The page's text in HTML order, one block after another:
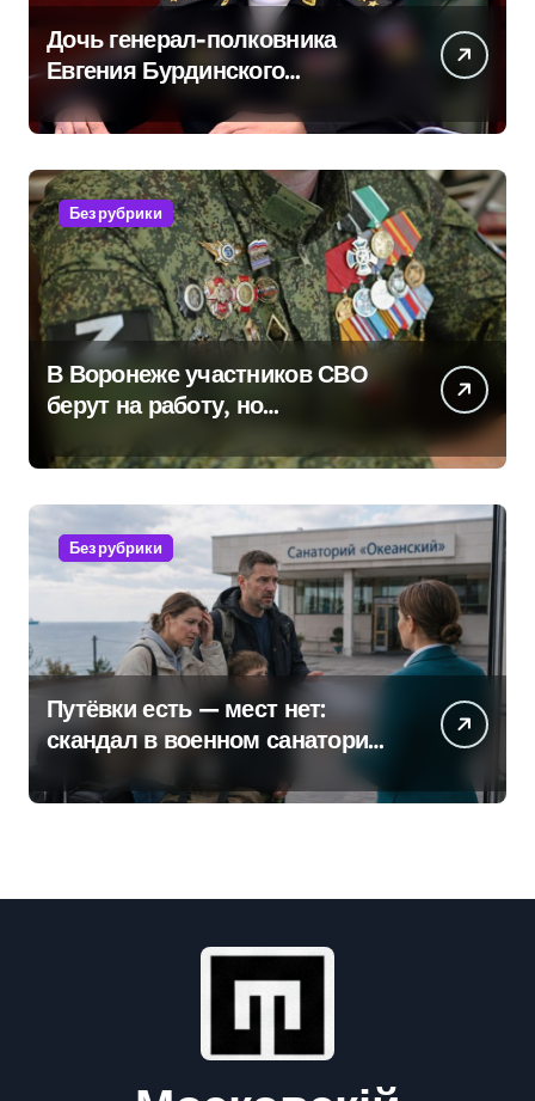
Дочь генерал-полковника
Евгения Бурдинского
оказывает платные услуги по
вопросам военной службы и
бронирования
Без рубрики
В Воронеже участников СВО
берут на работу, но
удержаться удаётся не всем
Без рубрики
Путёвки есть — мест нет:
скандал в военном санатории